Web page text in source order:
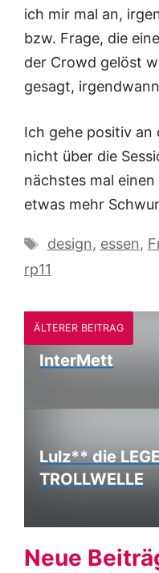
ich mir mal an,
bzw. Frage, die
der Crowd gelöst
gesagt,
Ich gehe positiv an
nicht über die
nächstes mal
etwas mehr
Schlagwörter
design, essen,
rp11
ÄLTERER BEITRAG
InterMett
Lulz** die
TROLLWELLE
Neue